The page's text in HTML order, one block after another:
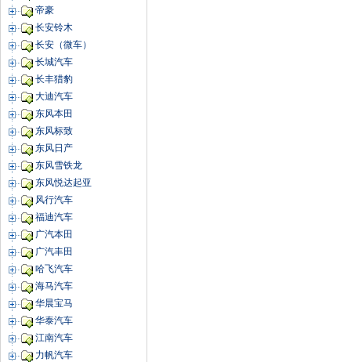
帝豪
长安铃木
长安（微车）
长城汽车
长丰猎豹
大迪汽车
东风本田
东风标致
东风日产
东风雪铁龙
东风悦达起亚
风行汽车
福迪汽车
广汽本田
广汽丰田
哈飞汽车
海马汽车
华晨宝马
华泰汽车
江南汽车
力帆汽车